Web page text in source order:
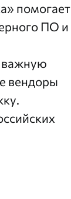
помогает
ПО и
важную
вендоры